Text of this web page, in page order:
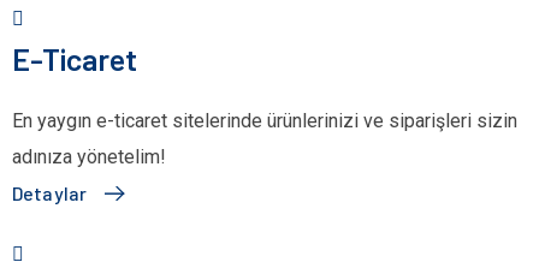
E-Ticaret
En yaygın e-ticaret sitelerinde ürünlerinizi ve siparişleri sizin
adınıza yönetelim!
Detaylar